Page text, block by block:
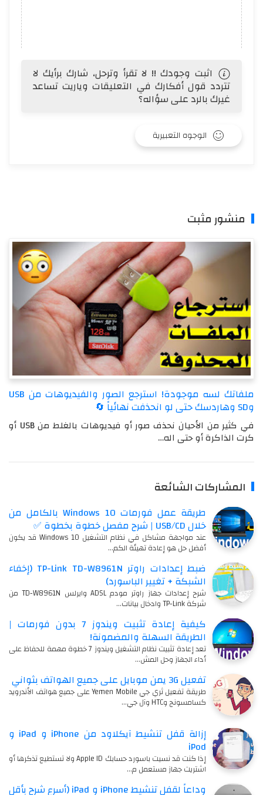
اثبت وجودك !! لا تقرأ وترحل، شارك برأيك لا
تتردد قول أفكارك في التعليقات وياريت تساعد
غيرك بالرد على سؤاله؟
الوجوه التعبيرية
منشور مثبت
ملفاتك لسه موجودة! استرجع الصور والفيديوهات من USB
وSD وهاردسك حتى لو انحذفت نهائياً 🔄
في كثير من الأحيان نحذف صور أو فيديوهات بالغلط من USB أو
كرت الذاكرة أو حتى اله…
المشاركات الشائعة
طريقة عمل فورمات Windows 10 بالكامل من
خلال USB/CD | شرح مفصل خطوة بخطوة ✅
عند مواجهة مشاكل في نظام التشغيل Windows 10 قد يكون
أفضل حل هو إعادة تهيئة الكم…
ضبط إعدادات راوتر TP-Link TD-W8961N (إخفاء
الشبكة + تغيير الباسورد)
شرح إعدادات جهاز راوتر مودم ADSL وايرلس TD-W8961N من
شركة TP-Link وادخال بيانات…
كيفية إعادة تثبيت ويندوز 7 بدون فورمات |
الطريقة السهلة والمضمونة!
تعد إعادة تثبيت نظام التشغيل ويندوز 7 خطوة مهمة للحفاظ على
أداء الجهاز وحل المش…
تفعيل 3G يمن موبايل على جميع الهواتف بثواني
طريقة تفعيل ثري جي Yemen Mobile على جميع هواتف الأندرويد
كسامسونج وHTC وآل جي…
إزالة قفل تنشيط آيكلاود من iPhone و iPad و
iPod
إذا كنت قد نسيت باسورد حسابك Apple ID ولا تستطيع تذكرها أو
اشتريت جهاز مستعمل م…
وداعاً لقفل تنشيط iPhone و iPad (أسرع شرح بأقل